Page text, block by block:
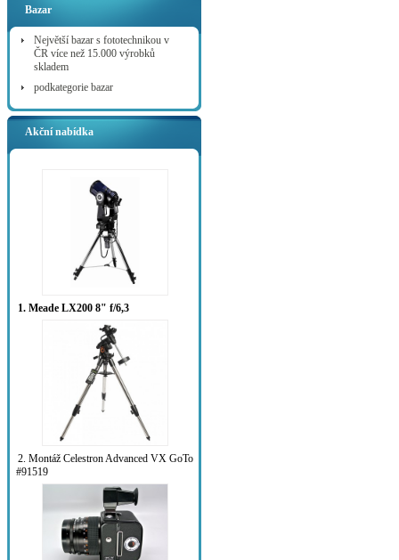
Bazar
Největší bazar s fototechnikou v
ČR více než 15.000 výrobků
skladem
podkategorie bazar
Akční nabídka
1. Meade LX200 8" f/6,3
2. Montáž Celestron Advanced VX GoTo
#91519